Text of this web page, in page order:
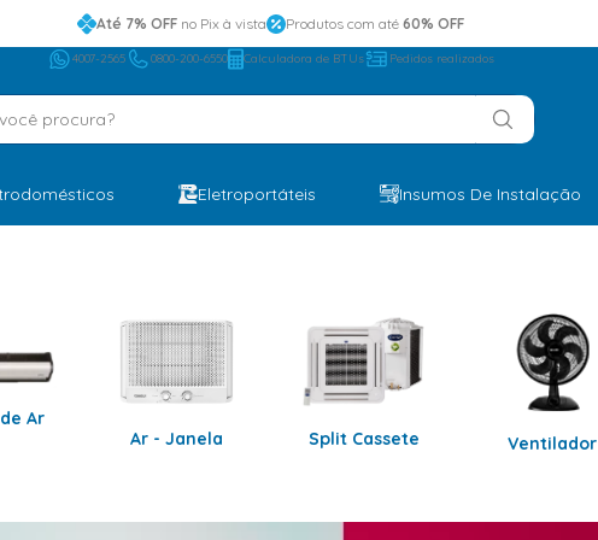
Até 7% OFFno Pix à vista Produtos com até 60% OFF
4007-2565 0800-200-6550 Calculadora de BTUs Pedidos realizados
procura?
Eletroportáteis Insumos De Instalação
Ar
Ar - Janela
Split Cassete
Ventilador